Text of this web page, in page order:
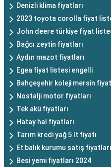
Denizli klima fiyatları
2023 toyota corolla fiyat
John deere türkiye fiyat
Bağcı zeytin fiyatları
Aydın mazot fiyatları
Egea fiyat listesi engelli
Bahçeşehir koleji mersin fiyat
Nostalji motor fiyatları
Tek akü fiyatları
Hatay hal fiyatları
Tarım kredi yağ 5 lt fiyatı
Et balık kurumu satış fiyatları
Besi yemi fiyatları 2024